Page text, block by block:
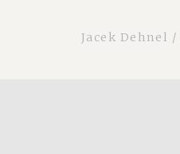
Jacek Dehnel /